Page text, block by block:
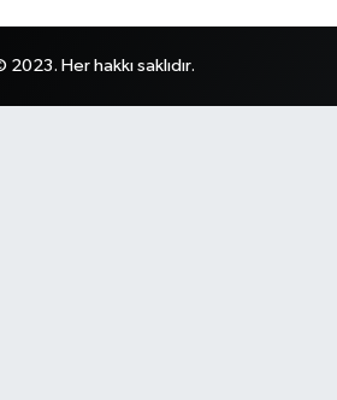
Her hakkı saklıdır.